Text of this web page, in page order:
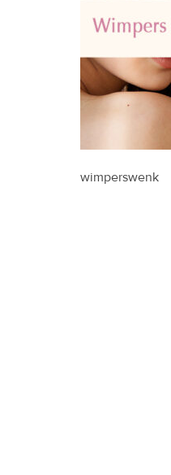
wimperswenk